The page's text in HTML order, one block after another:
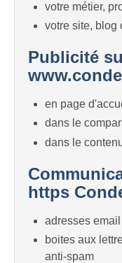
votre métier,
votre site, blog
Publicité
en page
dans le
dans le
https
adresses
boites aux
anti-spam